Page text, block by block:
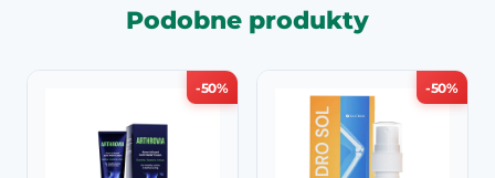
Podobne produkty
-50% -50%